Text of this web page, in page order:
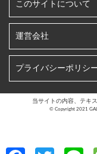
このサイトについて
運営会社
プライバシーポリシ
当サイトの内容、テキ
©︎ Copyright 2021